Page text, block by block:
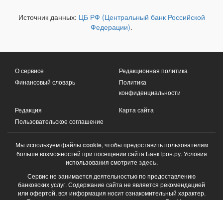
Источник данных: ЦБ РФ (Центральный банк Российской
Федерации).
О сервисе
Финансовый словарь
Редакционная политика
Политика
конфиденциальности
Редакция
Пользовательское соглашение
Карта сайта
Мы используем файлы cookie, чтобы предоставить пользователям
больше возможностей при посещении сайта БанкТрон.ру. Условия
использования смотрите здесь.
Сервис не занимается деятельностью по предоставлению
банковских услуг. Содержание сайта не является рекомендацией
или офертой, вся информация носит ознакомительный характер.